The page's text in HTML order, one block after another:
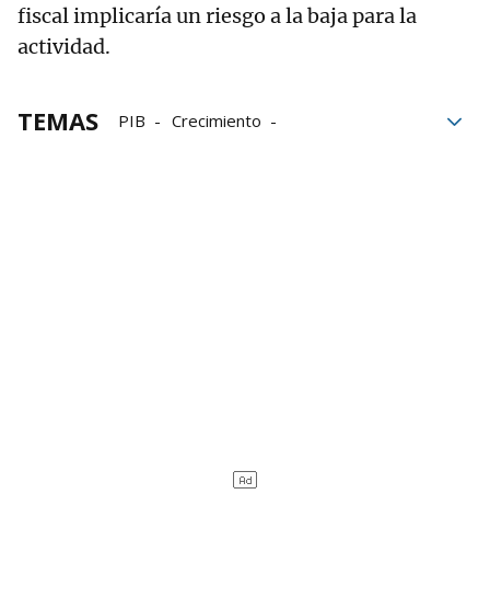
fiscal implicaría un riesgo a la baja para la
actividad.
TEMAS PIB
Crecimiento